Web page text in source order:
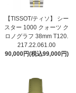
【TISSOT/ティソ】 シー
スター 1000 クォーツ ク
ロノグラフ 38mm T120.
217.22.061.00
90,000円(税込99,000円)